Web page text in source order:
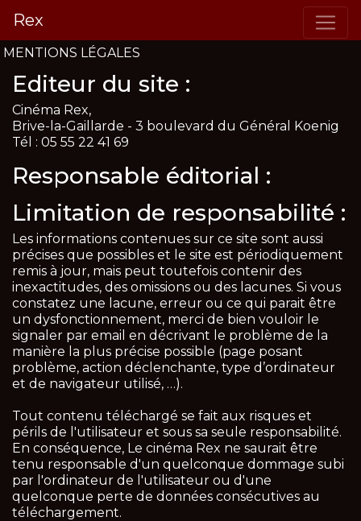
Rex
MENTIONS LÉGALES
Editeur du site :
Cinéma Rex,
Brive-la-Gaillarde - 3 boulevard du Général Koenig
Tél : 05 55 22 41 69
Responsable éditorial :
Limitation de responsabilité :
Les informations contenues sur ce site sont aussi
précises que possibles et le site est périodiquement
remis à jour, mais peut toutefois contenir des
inexactitudes, des omissions ou des lacunes. Si vous
constatez une lacune, erreur ou ce qui parait être
un dysfonctionnement, merci de bien vouloir le
signaler par email en décrivant le problème de la
manière la plus précise possible (page posant
problème, action déclenchante, type d’ordinateur
et de navigateur utilisé, …).
Tout contenu téléchargé se fait aux risques et
périls de l'utilisateur et sous sa seule responsabilité.
En conséquence, Le cinéma Rex ne saurait être
tenu responsable d'un quelconque dommage subi
par l'ordinateur de l'utilisateur ou d'une
quelconque perte de données consécutives au
téléchargement.